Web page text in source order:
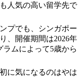
人気の高い留学先で
プでも、シンガポー
、開催期間は2026年
ラムによって5歳から
に気になるのはやは